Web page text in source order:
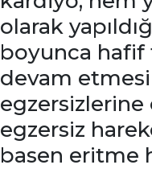
olarak
boyunca hafif
devam
egzersiz
basen eritme